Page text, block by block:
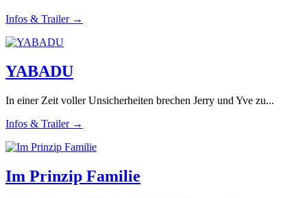
Infos & Trailer →
YABADU
In einer Zeit voller Unsicherheiten brechen Jerry und Yve zu...
Infos & Trailer →
Im Prinzip Familie